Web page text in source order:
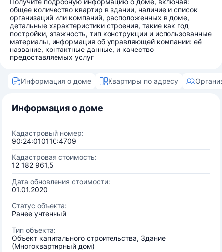
Получите подробную информацию о доме, включая:
общее количество квартир в здании, наличие и список
организаций или компаний, расположенных в доме,
детальные характеристики строения, такие как год
постройки, этажность, тип конструкции и использованные
материалы, информация об управляющей компании: её
название, контактные данные, и качество
предоставляемых услуг
Информация о доме Квартиры по адресу
Информация о доме
Кадастровый номер:
90:24:010110:4709
Кадастровая стоимость:
12 182 961,5
Дата обновления стоимости:
01.01.2020
Статус объекта:
Ранее учтенный
Тип объекта:
Объект капитального строительства, Здание
(Многоквартирный дом)